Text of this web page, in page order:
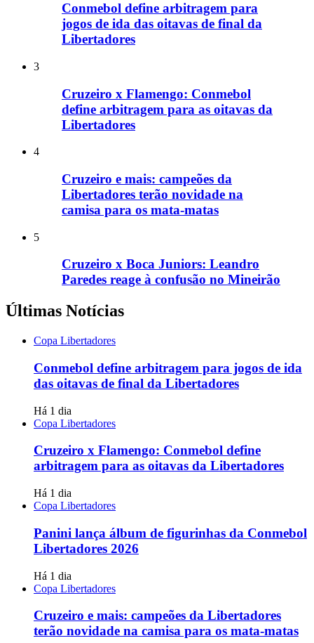
Conmebol define arbitragem para
jogos de ida das oitavas de final da
Libertadores
3
Cruzeiro x Flamengo: Conmebol
define arbitragem para as oitavas da
Libertadores
4
Cruzeiro e mais: campeões da
Libertadores terão novidade na
camisa para os mata-matas
5
Cruzeiro x Boca Juniors: Leandro
Paredes reage à confusão no Mineirão
Últimas Notícias
Copa Libertadores
Conmebol define arbitragem para jogos de ida
das oitavas de final da Libertadores
Há 1 dia
Copa Libertadores
Cruzeiro x Flamengo: Conmebol define
arbitragem para as oitavas da Libertadores
Há 1 dia
Copa Libertadores
Panini lança álbum de figurinhas da Conmebol
Libertadores 2026
Há 1 dia
Copa Libertadores
Cruzeiro e mais: campeões da Libertadores
terão novidade na camisa para os mata-matas